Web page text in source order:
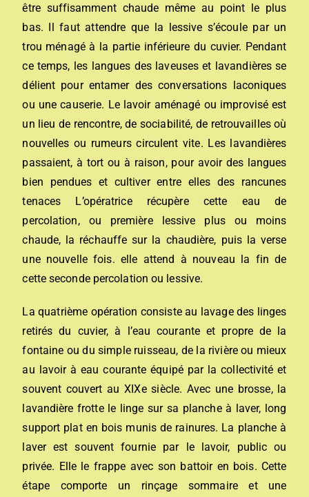
être suffisamment chaude même au point le plus
bas. Il faut attendre que la lessive s’écoule par un
trou ménagé à la partie inférieure du cuvier. Pendant
ce temps, les langues des laveuses et lavandières se
délient pour entamer des conversations laconiques
ou une causerie. Le lavoir aménagé ou improvisé est
un lieu de rencontre, de sociabilité, de retrouvailles où
nouvelles ou rumeurs circulent vite. Les lavandières
passaient, à tort ou à raison, pour avoir des langues
bien pendues et cultiver entre elles des rancunes
tenaces L’opératrice récupère cette eau de
percolation, ou première lessive plus ou moins
chaude, la réchauffe sur la chaudière, puis la verse
une nouvelle fois. elle attend à nouveau la fin de
cette seconde percolation ou lessive.
La quatrième opération consiste au lavage des linges
retirés du cuvier, à l’eau courante et propre de la
fontaine ou du simple ruisseau, de la rivière ou mieux
au lavoir à eau courante équipé par la collectivité et
souvent couvert auXIXe siècle. Avec une brosse, la
lavandière frotte le linge sur sa planche à laver, long
support plat en bois munis de rainures. La planche à
laver est souvent fournie par le lavoir, public ou
privée. Elle le frappe avec son battoir en bois. Cette
étape comporte un rinçage sommaire et une